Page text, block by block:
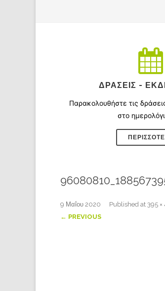
ΔΡΆΣΕΙΣ -
Παρακολουθήστε τις
στο
Published
9 Μαΐου 2020 at 395 ×
← PREVIOUS